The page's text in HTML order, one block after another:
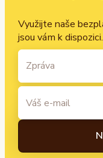
Využijte naše
jsou vám k dispozici.